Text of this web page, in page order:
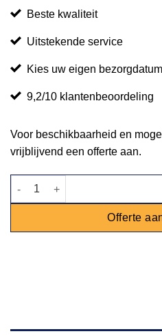
Beste kwaliteit
Uitstekende service
Kies uw eigen bezorgdatum
9,2/10 klantenbeoordeling
Voor beschikbaarheid en
vrijblijvend een offerte aan.
Luxe bar Industrieel - 2,2m aantal
Offerte